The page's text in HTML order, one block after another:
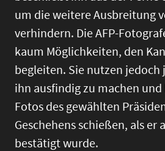
um die weitere Ausbreitung
verhindern. Die AFP-
kaum Möglichkeiten, den
begleiten. Sie nutzen jedoch
ihn ausfindig zu machen
Fotos des gewählten
Geschehens schießen, als er
bestätigt wurde.